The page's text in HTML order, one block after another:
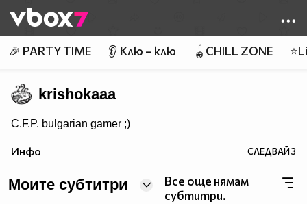
👾
🎉 PARTY TIME 👂 Клю – клю 🪀CHILL ZONE
krishokaaa
C.F.P. bulgarian gamer ;)
Инфо СЛЕДВАЙ3
Моите субтитри
Все още нямам
субтитри.